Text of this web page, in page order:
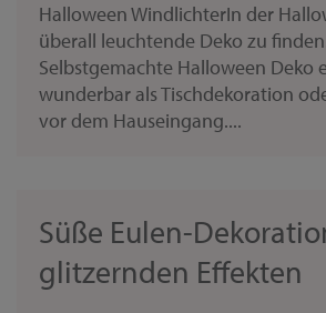
Halloween WindlichterIn der
überall leuchtende Deko zu
Selbstgemachte Halloween Deko
wunderbar als Tischdekoration
vor dem Hauseingang....
Süße Eulen-
glitzernden Effekten